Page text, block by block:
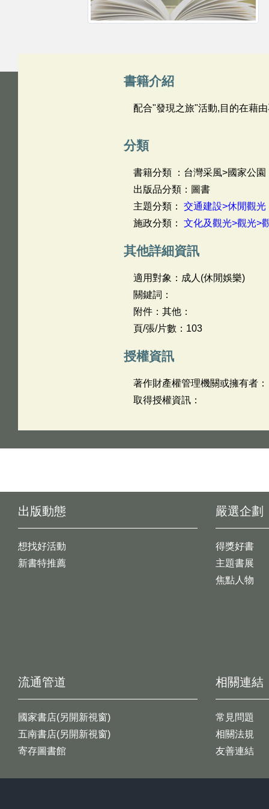
書籍介紹
配合"發現之旅"活動,目的在藉
分類
書籍分類 ：台灣采風>國家公
出版品分類：圖書
主題分類： 交通建設>休閒觀光
施政分類： 文化及觀光>觀光>
其他詳細資訊
適用對象：成人(休閒娛樂)
關鍵詞：
附件：其他：
頁/張/片數：103
授權資訊
著作財產權管理機關或擁有者：
取得授權資訊：
出版動態
想找好活動
新書特推薦
嚴選企劃
得獎好書
主題書展
焦點人物
流通管道
國家書店(另開新視窗)
五南書店(另開新視窗)
寄存圖書館
相關連結
常見問題
相關法規
友善連結